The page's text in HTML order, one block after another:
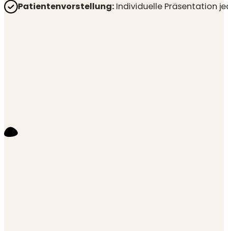
Patientenvorstellung:Individuelle Präsentation